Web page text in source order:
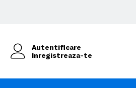
Autentificare
Inregistreaza-te